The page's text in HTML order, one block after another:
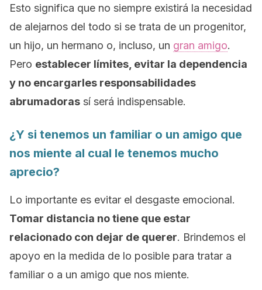
Esto significa que no siempre existirá la necesidad
de alejarnos del todo si se trata de un progenitor,
un hijo, un hermano o, incluso, un gran amigo.
Pero establecer límites, evitar la dependencia
y no encargarles responsabilidades
abrumadoras sí será indispensable.
¿Y si tenemos un familiar o un amigo que
nos miente al cual le tenemos mucho
aprecio?
Lo importante es evitar el desgaste emocional.
Tomar distancia no tiene que estar
relacionado con dejar de querer. Brindemos el
apoyo en la medida de lo posible para tratar a
familiar o a un amigo que nos miente.